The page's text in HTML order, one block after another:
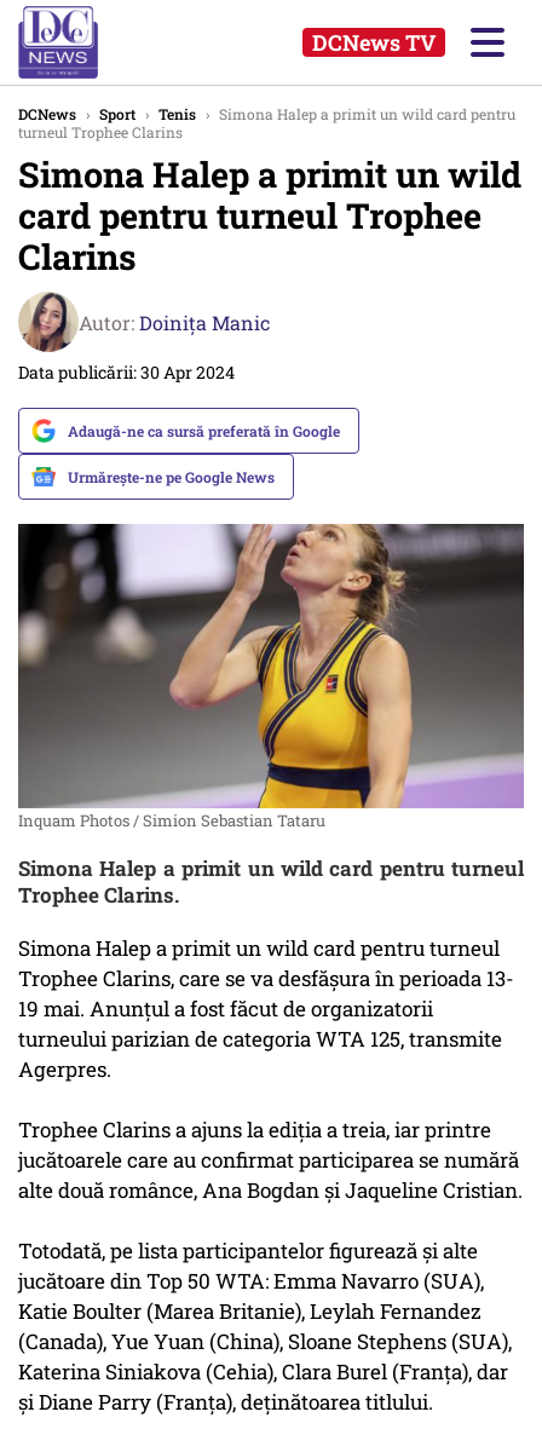
DCNews TV
DCNews › Sport › Tenis › Simona Halep a primit un wild card pentru
turneul Trophee Clarins
Simona Halep a primit un wild
card pentru turneul Trophee
Clarins
Autor:Doinița Manic
Data publicării: 30 Apr 2024
Adaugă-ne ca sursă preferată în Google
Urmărește-ne pe Google News
Inquam Photos / Simion Sebastian Tataru
Simona Halep a primit un wild card pentru turneul
Trophee Clarins.
Simona Halep a primit un wild card pentru turneul
Trophee Clarins, care se va desfăşura în perioada 13-
19 mai. Anunțul a fost făcut de organizatorii
turneului parizian de categoria WTA 125, transmite
Agerpres.
Trophee Clarins a ajuns la ediţia a treia, iar printre
jucătoarele care au confirmat participarea se numără
alte două românce, Ana Bogdan şi Jaqueline Cristian.
Totodată, pe lista participantelor figurează şi alte
jucătoare din Top 50 WTA: Emma Navarro (SUA),
Katie Boulter (Marea Britanie), Leylah Fernandez
(Canada), Yue Yuan (China), Sloane Stephens (SUA),
Katerina Siniakova (Cehia), Clara Burel (Franţa), dar
și Diane Parry (Franţa), deţinătoarea titlului.